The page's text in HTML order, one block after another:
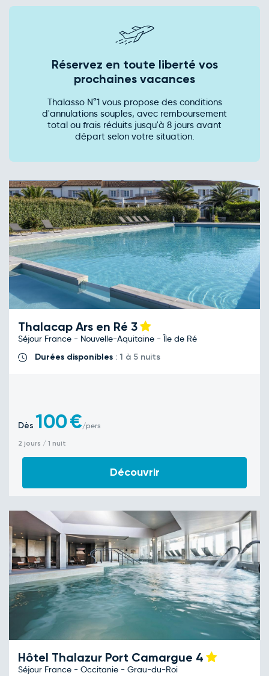
Réservez en toute liberté vos
prochaines vacances
Thalasso N°1 vous propose des conditions
d'annulations souples, avec remboursement
total ou frais réduits jusqu'à 8 jours avant
départ selon votre situation.
Thalacap Ars en Ré 3
Séjour France - Nouvelle-Aquitaine - Île de Ré
Durées disponibles : 1 à 5 nuits
Dès 100€/pers
2 jours / 1 nuit
Découvrir
Hôtel Thalazur Port Camargue 4
Séjour France - Occitanie - Grau-du-Roi